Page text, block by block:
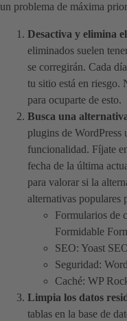
un problema de máxima
Desactiva y elimina
eliminados suelen
se corregirán. Cada
tu sitio está en riesgo.
para ocuparte de esto.
Busca una
plugins de WordPress
funcionalidad. Fíjate
fecha de la última
para valorar si la
alternativas populares
Formularios de
Formidable
SEO: Yoast
Seguridad:
Caché: WP
Limpia los datos
tablas en la base de